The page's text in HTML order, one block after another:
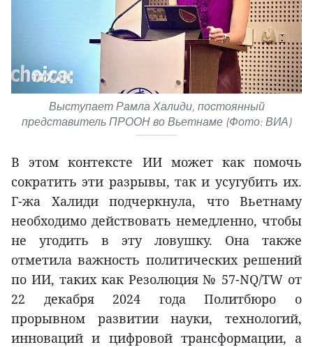
Выступает Рамла Халиди, постоянный
представитель ПРООН во Вьетнаме (Фото: ВИА)
В этом контексте ИИ может как помочь
сократить эти разрывы, так и усугубить их.
Г-жа Халиди подчеркнула, что Вьетнаму
необходимо действовать немедленно, чтобы
не угодить в эту ловушку. Она также
отметила важность политических решений
по ИИ, таких как Резолюция № 57-NQ/TW от
22 декабря 2024 года Политбюро о
прорывном развитии науки, технологий,
инноваций и цифровой трансформации, а